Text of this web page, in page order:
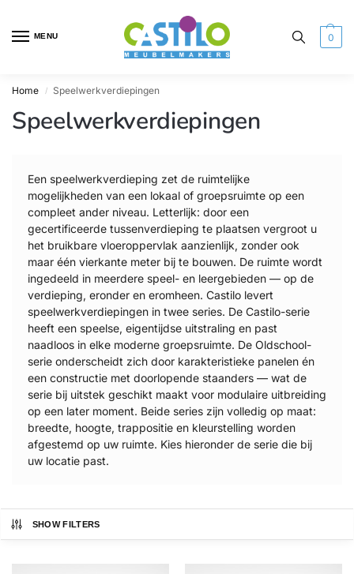
MENU 0
Home / Speelwerkverdiepingen
Speelwerkverdiepingen
Een speelwerkverdieping zet de ruimtelijke
mogelijkheden van een lokaal of groepsruimte op een
compleet ander niveau. Letterlijk: door een
gecertificeerde tussenverdieping te plaatsen vergroot u
het bruikbare vloeroppervlak aanzienlijk, zonder ook
maar één vierkante meter bij te bouwen. De ruimte wordt
ingedeeld in meerdere speel- en leergebieden — op de
verdieping, eronder en eromheen. Castilo levert
speelwerkverdiepingen in twee series. De Castilo-serie
heeft een speelse, eigentijdse uitstraling en past
naadloos in elke moderne groepsruimte. De Oldschool-
serie onderscheidt zich door karakteristieke panelen én
een constructie met doorlopende staanders — wat de
serie bij uitstek geschikt maakt voor modulaire uitbreiding
op een later moment. Beide series zijn volledig op maat:
breedte, hoogte, trappositie en kleurstelling worden
afgestemd op uw ruimte. Kies hieronder de serie die bij
uw locatie past.
SHOW FILTERS